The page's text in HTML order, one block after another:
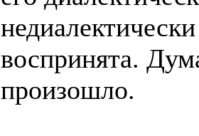
воспринята.
произошло.